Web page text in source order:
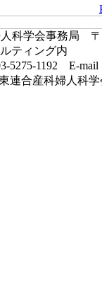
科学会事務局 〒
ティング内
5275-1192 E-mail
連合産科婦人科